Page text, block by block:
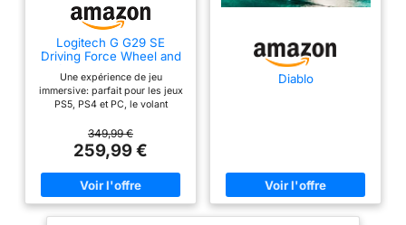
haute qualité : Fabriqué
haute qualité,
notamment des
poignées en daim et une
une durabilité et une
sensation haut de
gamme lors de sessions
Logitech G G29 SE
Driving Force Wheel and
PC
Une expérience de jeu
immersive: parfait pour les jeux
PS5, PS4 et PC, le volant
sensation d'une vraie voiture
avec une conduite précise et
des pédales sensibles à la
pression Un contrôle parfait:le
volant offre une simulation
détaillée de la conduite d'une
349,99 €
259,99 €
Diablo